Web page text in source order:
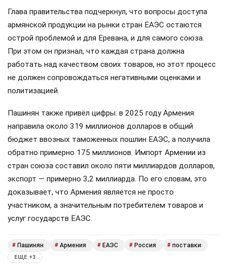
Глава правительства подчеркнул, что вопросы доступа
армянской продукции на рынки стран ЕАЭС остаются
острой проблемой и для Еревана, и для самого союза.
При этом он признал, что каждая страна должна
работать над качеством своих товаров, но этот процесс
не должен сопровождаться негативными оценками и
политизацией.
Пашинян также привёл цифры: в 2025 году Армения
направила около 319 миллионов долларов в общий
бюджет ввозных таможенных пошлин ЕАЭС, а получила
обратно примерно 175 миллионов. Импорт Армении из
стран союза составил около пяти миллиардов долларов,
экспорт — примерно 3,2 миллиарда. По его словам, это
доказывает, что Армения является не просто
участником, а значительным потребителем товаров и
услуг государств ЕАЭС.
# Пашинян # Армения # ЕАЭС # Россия # поставки
ЕЩЕ +3